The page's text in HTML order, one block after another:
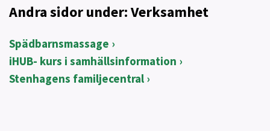
Andra sidor under: Verksamhet
Spädbarnsmassage
iHUB- kurs i samhällsinformation
Stenhagens familjecentral